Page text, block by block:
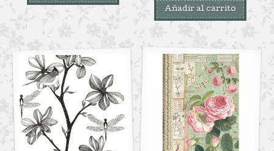
Añadir al carrito